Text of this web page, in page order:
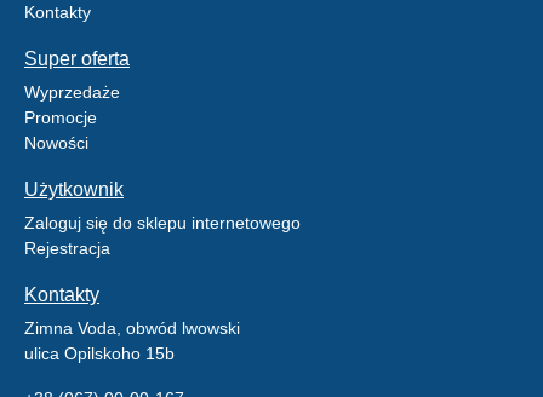
Kontakty
Super oferta
Wyprzedaże
Promocje
Nowości
Użytkownik
Zaloguj się do sklepu internetowego
Rejestracja
Kontakty
Zimna Voda, obwód lwowski
ulica Opilskoho 15b